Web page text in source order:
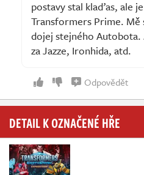
postavy stal klaďas, ale
Transformers Prime. Mě
dojej stejného Autobota.
za Jazze, Ironhida, atd.
Odpovědět
DETAIL K OZNAČENÉ HŘE